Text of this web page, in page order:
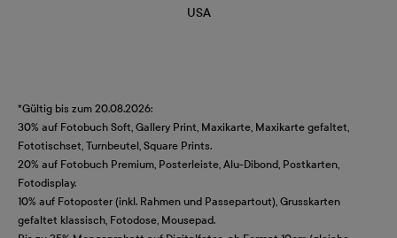
USA
*Gültig bis zum 20.08.2026:
30% auf Fotobuch Soft, Gallery Print, Maxikarte, Maxikarte gefaltet,
Fototischset, Turnbeutel, Square Prints.
20% auf Fotobuch Premium, Posterleiste, Alu-Dibond, Postkarten,
Fotodisplay.
10% auf Fotoposter (inkl. Rahmen und Passepartout), Grusskarten
gefaltet klassisch, Fotodose, Mousepad.